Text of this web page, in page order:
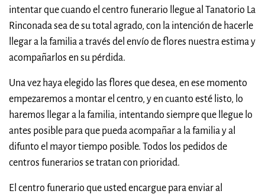
intentar que cuando el centro funerario llegue al Tanatorio La
Rinconada sea de su total agrado, con la intención de hacerle
llegar a la familia a través del envío de flores nuestra estima y
acompañarlos en su pérdida.
Una vez haya elegido las flores que desea, en ese momento
empezaremos a montar el centro, y en cuanto esté listo, lo
haremos llegar a la familia, intentando siempre que llegue lo
antes posible para que pueda acompañar a la familia y al
difunto el mayor tiempo posible. Todos los pedidos de
centros funerarios se tratan con prioridad.
El centro funerario que usted encargue para enviar al